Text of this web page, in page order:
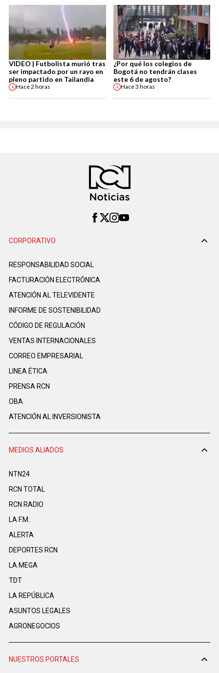
VIDEO | Futbolista murió tras
ser impactado por un rayo en
pleno partido en Tailandia
Hace2 horas
¿Por qué los colegios de
Bogotá no tendrán clases
este 6 de agosto?
Hace3 horas
CORPORATIVO
RESPONSABILIDAD SOCIAL
FACTURACIÓN ELECTRÓNICA
ATENCIÓN AL TELEVIDENTE
INFORME DE SOSTENIBILIDAD
CÓDIGO DE REGULACIÓN
VENTAS INTERNACIONALES
CORREO EMPRESARIAL
LINEA ÉTICA
PRENSA RCN
OBA
ATENCIÓN AL INVERSIONISTA
MEDIOS ALIADOS
NTN24
RCN TOTAL
RCN RADIO
LA F.M.
ALERTA
DEPORTES RCN
LA MEGA
TDT
LA REPÚBLICA
ASUNTOS LEGALES
AGRONEGOCIOS
NUESTROS PORTALES